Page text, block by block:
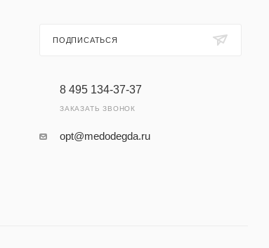
ПОДПИСАТЬСЯ
8 495 134-37-37
ЗАКАЗАТЬ ЗВОНОК
opt@medodegda.ru